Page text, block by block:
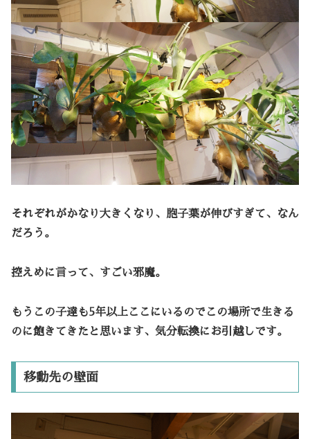
それぞれがかなり大きくなり、胞子葉が伸びすぎて、なん
だろう。
控えめに言って、すごい邪魔。
もうこの子達も5年以上ここにいるのでこの場所で生きる
のに飽きてきたと思います、気分転換にお引越しです。
移動先の壁面